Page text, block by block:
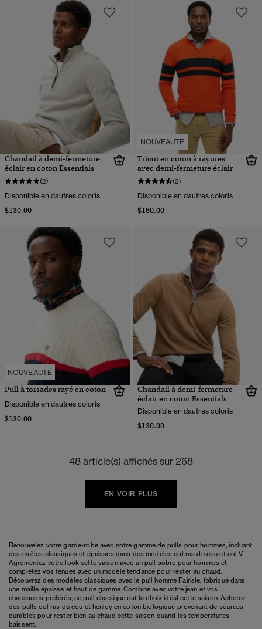
Chandail à demi-fermeture
éclair en coton Essentials
(2)
Disponible en dautres coloris
$130.00
NOUVEAUTÉ
Tricot en coton à rayures
avec demi-fermeture éclair
(2)
Disponible en dautres coloris
$160.00
NOUVEAUTÉ
Pull à torsades rayé en coton
Disponible en dautres coloris
$130.00
Chandail à demi-fermeture
éclair en coton Essentials
Disponible en dautres coloris
$130.00
48 article(s) affichés sur 268
EN VOIR PLUS
Renouvelez votre garde-robe avec notre gamme de pulls pour hommes, incluant
des mailles classiques et épaisses dans des modèles col ras du cou et col V.
Agrémentez votre look cette saison avec un pull sobre pour hommes et
complétez vos tenues avec un modèle tendance pour rester au chaud.
Découvrez des modèles classiques avec le pull homme Fairisle, fabriqué dans
une maille épaisse et haut de gamme. Combiné avec votre jean et vos
chaussures préférés, ce pull classique est le choix idéal cette saison. Achetez
des pulls col ras du cou et henley en coton biologique provenant de sources
durables pour rester bien au chaud cette saison quand les températures
baissent.